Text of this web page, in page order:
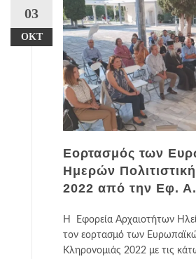
03
ΟΚΤ
Εορτασμός των
Ημερών
2022 από την Εφ. Α.
Η Εφορεία Αρχαιοτήτων
τον εορτασμό των
Κληρονομιάς 2022 με τις